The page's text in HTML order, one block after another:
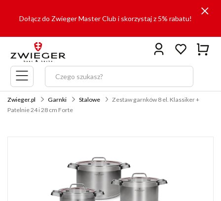
Dołącz do Zwieger Master Club i skorzystaj z 5% rabatu!
Menu
główne
Zwieger.pl Garnki Stalowe
Zestaw garnków 8 el. Klassiker +
Patelnie 24 i 28 cm Forte